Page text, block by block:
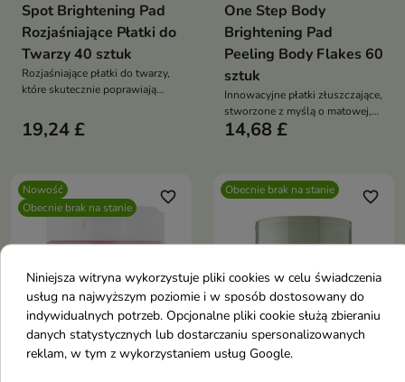
Spot Brightening Pad
Rozjaśniające Płatki do
Twarzy 40 sztuk
Rozjaśniające płatki do twarzy,
które skutecznie poprawiają
zdrowego blasku
19,24 £
One Step Body
Brightening Pad
Peeling Body Flakes 60
sztuk
Innowacyjne płatki złuszczające,
stworzone z myślą o matowej,
łuszczącej się skórze ciała
14,68 £
Nowość
Obecnie brak na stanie
favorite_border Obecnie brak na stanie favorite_border
Niniejsza witryna wykorzystuje pliki cookies w celu świadczenia
usług na najwyższym poziomie i w sposób dostosowany do
indywidualnych potrzeb. Opcjonalne pliki cookie służą zbieraniu
danych statystycznych lub dostarczaniu spersonalizowanych
reklam, w tym z wykorzystaniem usług Google.